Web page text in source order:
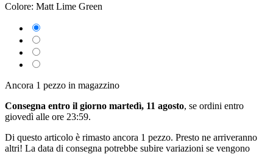
Colore: Matt Lime Green
Ancora 1 pezzo in magazzino
Consegna entro il giorno martedì, 11 agosto, se ordini entro
giovedì alle ore 23:59.
Di questo articolo è rimasto ancora 1 pezzo. Presto ne arriveranno
altri! La data di consegna potrebbe subire variazioni se vengono